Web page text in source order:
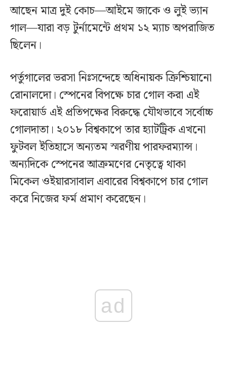
আছেন মাত্র দুই কোচ—আইমে জাকে ও লুই ভ্যান
গাল—যারা বড় টুর্নামেন্টে প্রথম ১২ ম্যাচ অপরাজিত
ছিলেন।
পর্তুগালের ভরসা নিঃসন্দেহে অধিনায়ক ক্রিশ্চিয়ানো
রোনালদো। স্পেনের বিপক্ষে চার গোল করা এই
ফরোয়ার্ড এই প্রতিপক্ষের বিরুদ্ধে যৌথভাবে সর্বোচ্চ
গোলদাতা। ২০১৮ বিশ্বকাপে তার হ্যাটট্রিক এখনো
ফুটবল ইতিহাসে অন্যতম স্মরণীয় পারফরম্যান্স।
অন্যদিকে স্পেনের আক্রমণের নেতৃত্বে থাকা
মিকেল ওইয়ারসাবাল এবারের বিশ্বকাপে চার গোল
করে নিজের ফর্ম প্রমাণ করেছেন।
ad